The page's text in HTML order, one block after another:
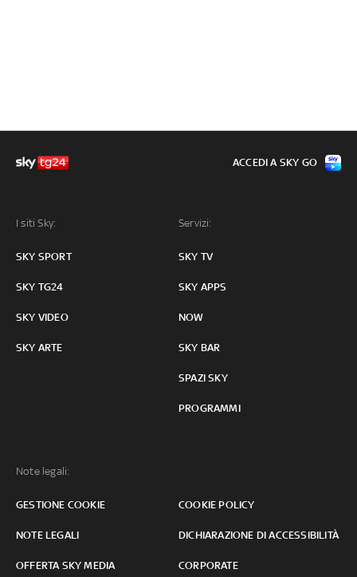
I siti Sky:
SKY SPORT
SKY TG24
SKY VIDEO
SKY ARTE
Servizi:
SKY TV
SKY APPS
NOW
SKY BAR
SPAZI SKY
PROGRAMMI
Note legali:
GESTIONE COOKIE COOKIE POLICY
NOTE LEGALI DICHIARAZIONE DI ACCESSIBILITÀ
OFFERTA SKY MEDIA CORPORATE
ACCEDI A SKY GO